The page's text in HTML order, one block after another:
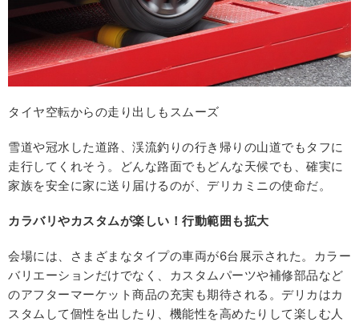
タイヤ空転からの走り出しもスムーズ
雪道や冠水した道路、渓流釣りの行き帰りの山道でもタフに
走行してくれそう。どんな路面でもどんな天候でも、確実に
家族を安全に家に送り届けるのが、デリカミニの使命だ。
カラバリやカスタムが楽しい！行動範囲も拡大
会場には、さまざまなタイプの車両が6台展示された。カラー
バリエーションだけでなく、カスタムパーツや補修部品など
のアフターマーケット商品の充実も期待される。デリカはカ
スタムして個性を出したり、機能性を高めたりして楽しむ人